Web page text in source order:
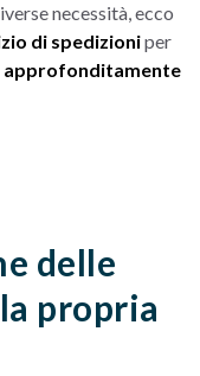
necessità, ecco
di spedizioniper
approfonditamente
delle
propria